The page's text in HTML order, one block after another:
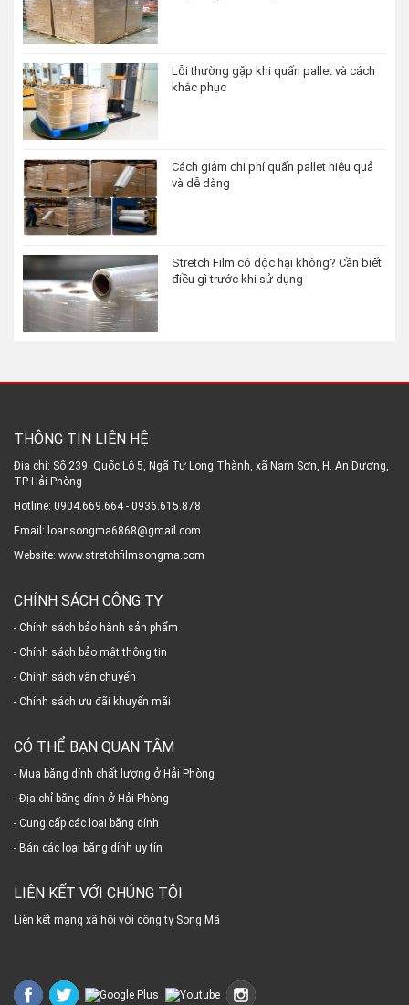
Lỗi thường gặp khi quấn pallet và cách
khắc phục
Cách giảm chi phí quấn pallet hiệu quả
và dễ dàng
Stretch Film có độc hại không? Cần biết
điều gì trước khi sử dụng
THÔNG TIN LIÊN HỆ
Địa chỉ: Số 239, Quốc Lộ 5, Ngã Tư Long Thành, xã Nam Sơn, H. An Dương,
TP Hải Phòng
Hotline: 0904.669.664 - 0936.615.878
Email: loansongma6868@gmail.com
Website: www.stretchfilmsongma.com
CHÍNH SÁCH CÔNG TY
- Chính sách bảo hành sản phẩm
- Chính sách bảo mật thông tin
- Chính sách vận chuyển
- Chính sách ưu đãi khuyến mãi
CÓ THỂ BẠN QUAN TÂM
- Mua băng dính chất lượng ở Hải Phòng
- Địa chỉ băng dính ở Hải Phòng
- Cung cấp các loại băng dính
- Bán các loại băng dính uy tín
LIÊN KẾT VỚI CHÚNG TÔI
Liên kết mạng xã hội với công ty Song Mã